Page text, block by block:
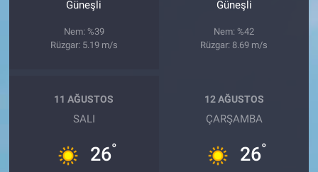
Güneşli
Nem: %39
Rüzgar: 5.19 m/s
Güneşli
Nem: %42
Rüzgar: 8.69 m/s
11 AĞUSTOS
SALI
26°
12 AĞUSTOS
ÇARŞAMBA
26°